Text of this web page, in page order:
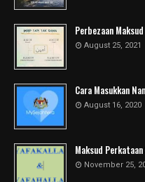
Perbezaan
August 25, 2021
Cara Masukkan
August 16, 2020
Maksud
November 25,